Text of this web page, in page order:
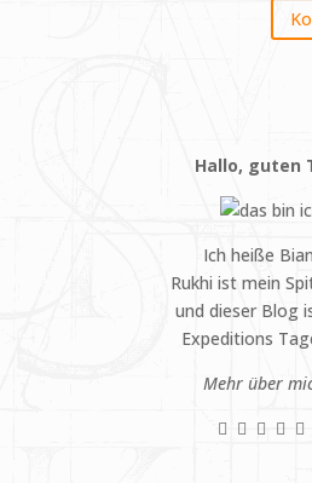
Hallo, guten
Ich heiße
Rukhi ist mein
und dieser Blog
Expeditions
Mehr über